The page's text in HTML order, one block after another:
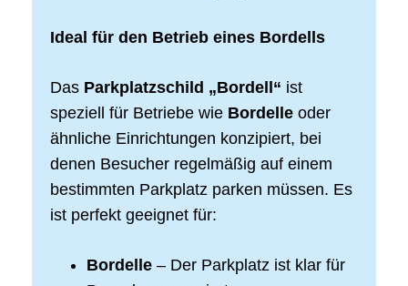
Ideal für den Betrieb eines Bordells
Das Parkplatzschild „Bordell“ ist
speziell für Betriebe wie Bordelle oder
ähnliche Einrichtungen konzipiert, bei
denen Besucher regelmäßig auf einem
bestimmten Parkplatz parken müssen. Es
ist perfekt geeignet für:
Bordelle – Der Parkplatz ist klar für